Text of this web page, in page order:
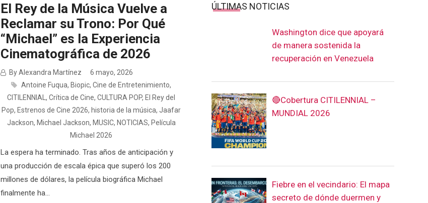
El Rey de la Música Vuelve a
Reclamar su Trono: Por Qué
“Michael” es la Experiencia
Cinematográfica de 2026
By Alexandra Martínez
6 mayo, 2026
Antoine Fuqua, Biopic,Cine de Entretenimiento,
CITILENNIAL,Crítica de Cine,CULTURA POP, El Rey del
Pop, Estrenos de Cine 2026, historia de la música,Jaafar
Jackson, Michael Jackson, MUSIC, NOTICIAS, Película
Michael 2026
La espera ha terminado. Tras años de anticipación y
una producción de escala épica que superó los 200
millones de dólares, la película biográfica Michael
finalmente ha...
ÚLTIMAS NOTICIAS
Washington dice que apoyará
de manera sostenida la
recuperación en Venezuela
🔴Cobertura CITILENNIAL –
MUNDIAL 2026
Fiebre en el vecindario: El mapa
secreto de dónde duermen y